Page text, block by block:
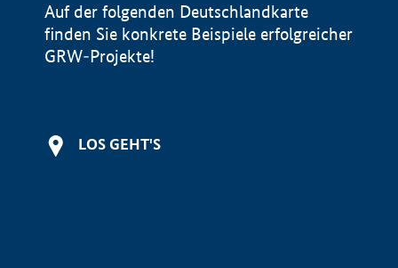
Auf der folgenden Deutschlandkarte
finden Sie konkrete Beispiele erfolgreicher
GRW-Projekte!
LOS GEHT'S